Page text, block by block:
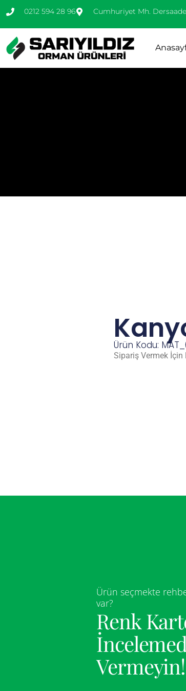
0212 594 28 96 Cumhuriyet Mh.
Ürün Kodu:
Sipariş Vermek
Ürün seçmekte
var?
Renk
Vermeyin!